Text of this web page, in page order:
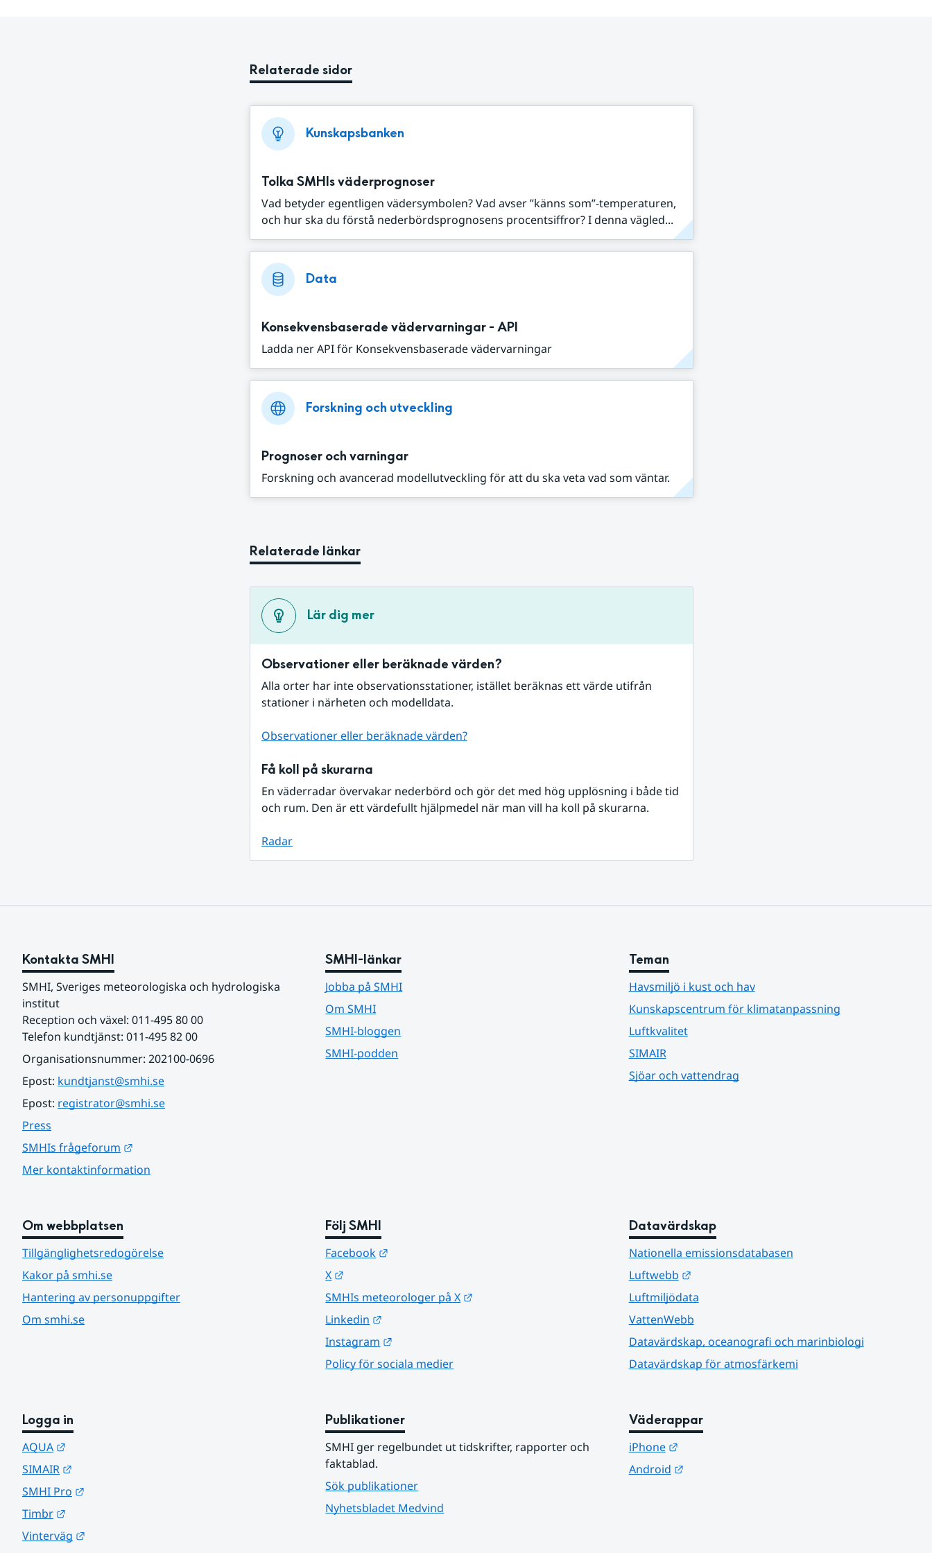
Relaterade sidor
Kunskapsbanken
Tolka SMHIs väderprognoser
Vad betyder egentligen vädersymbolen? Vad avser ”känns som”-temperaturen,
och hur ska du förstå nederbördsprognosens procentsiffror? I denna vägled...
Data
Konsekvensbaserade vädervarningar - API
Ladda ner API för Konsekvensbaserade vädervarningar
Forskning och utveckling
Prognoser och varningar
Forskning och avancerad modellutveckling för att du ska veta vad som väntar.
Relaterade länkar
Lär dig mer
Observationer eller beräknade värden?
Alla orter har inte observationsstationer, istället beräknas ett värde utifrån
stationer i närheten och modelldata.
Observationer eller beräknade värden?
Få koll på skurarna
En väderradar övervakar nederbörd och gör det med hög upplösning i både tid
och rum. Den är ett värdefullt hjälpmedel när man vill ha koll på skurarna.
Radar
Kontakta SMHI
SMHI, Sveriges meteorologiska och hydrologiska
institut
Reception och växel: 011-495 80 00
Telefon kundtjänst: 011-495 82 00
Organisationsnummer: 202100-0696
Epost: kundtjanst@smhi.se
Epost: registrator@smhi.se
Press
SMHIs frågeforum
Mer kontaktinformation
SMHI-länkar
Jobba på SMHI
Om SMHI
SMHI-bloggen
SMHI-podden
Teman
Havsmiljö i kust och hav
Kunskapscentrum för klimatanpassning
Luftkvalitet
SIMAIR
Sjöar och vattendrag
Om webbplatsen
Tillgänglighetsredogörelse
Kakor på smhi.se
Hantering av personuppgifter
Om smhi.se
Följ SMHI
Facebook
X
SMHIs meteorologer på X
Linkedin
Instagram
Policy för sociala medier
Datavärdskap
Nationella emissionsdatabasen
Luftwebb
Länk till annan webbplats.
Luftmiljödata
VattenWebb
Datavärdskap, oceanografi och marinbiologi
Datavärdskap för atmosfärkemi
Logga in
AQUA
SIMAIR
SMHI Pro
Timbr
Vinterväg
Publikationer
SMHI ger regelbundet ut tidskrifter, rapporter och
faktablad.
Sök publikationer
Nyhetsbladet Medvind
Väderappar
iPhone
Länk till annan webbplats.
Android
Länk till annan webbplats.